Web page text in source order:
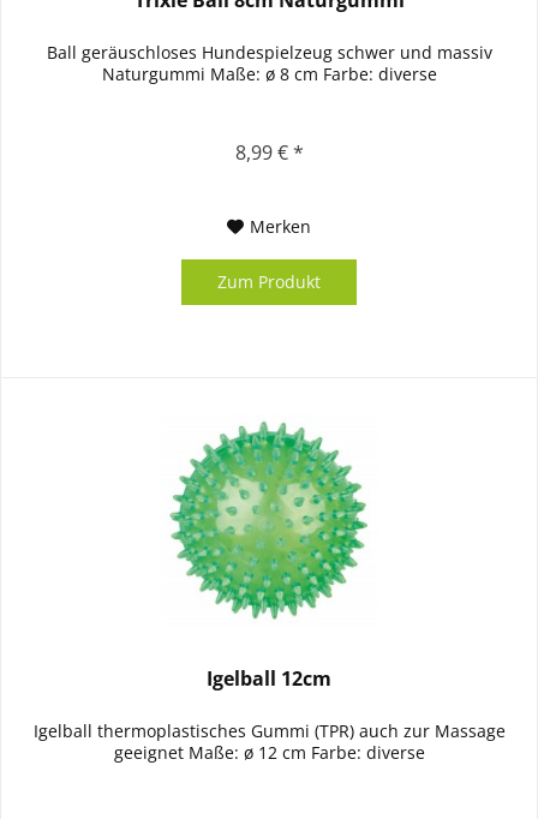
Ball geräuschloses Hundespielzeug schwer und massiv
Naturgummi Maße: ø 8 cm Farbe: diverse
8,99 € *
Merken
Zum Produkt
Igelball 12cm
Igelball thermoplastisches Gummi (TPR) auch zur Massage
geeignet Maße: ø 12 cm Farbe: diverse